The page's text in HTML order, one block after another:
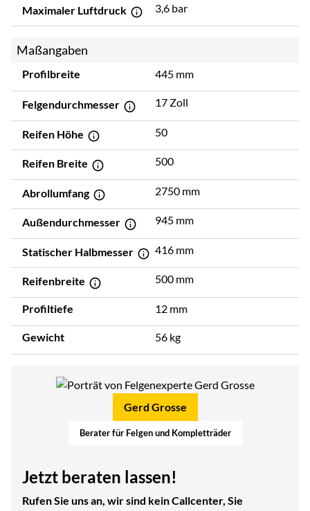
Maximaler Luftdruck 3,6 bar
Maßangaben
Profilbreite 445 mm
Felgendurchmesser 17 Zoll
Reifen Höhe 50
Reifen Breite 500
Abrollumfang 2750 mm
Außendurchmesser 945 mm
Statischer Halbmesser 416 mm
Reifenbreite 500 mm
Profiltiefe 12 mm
Gewicht 56 kg
Gerd Grosse
Berater für Felgen und Kompletträder
Jetzt beraten lassen!
Rufen Sie uns an, wir sind kein Callcenter, Sie